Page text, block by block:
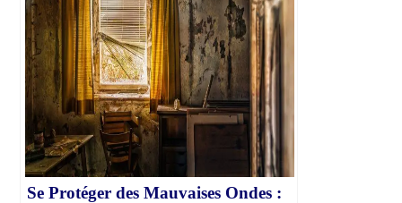
Se Protéger des Mauvaises Ondes :